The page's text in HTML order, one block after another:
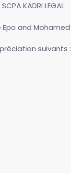
KADRI LEGAL
and Mohamed
suivants :